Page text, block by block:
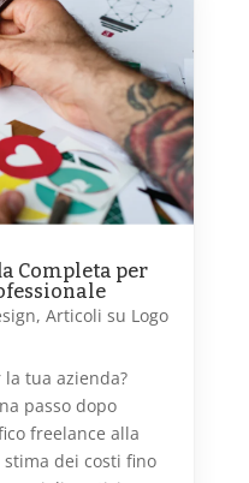
Completa per
, Articoli su Logo
tua azienda?
passo dopo
freelance alla
dei costi fino